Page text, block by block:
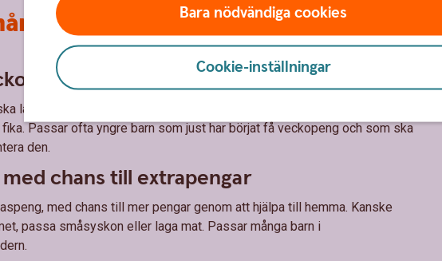
– vad passar er familj?
för småköp
låg veckopeng för småköp, men slipper betala för större saker som
Passar ofta yngre barn som just har börjat få veckopeng och som ska
den.
med chans till extrapengar
med chans till mer pengar genom att hjälpa till hemma. Kanske
passa småsyskon eller laga mat. Passar många barn i
Bara nödvändiga cookies
Cookie-inställningar